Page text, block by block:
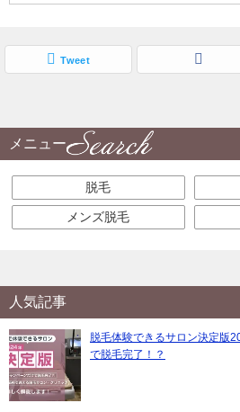
Tweet
メニュー
脱毛
メンズ脱毛
人気記事
脱毛体験できるサロン決定版
で脱毛完了！？